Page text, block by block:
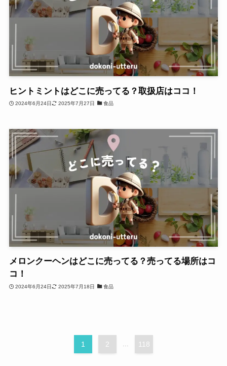
ヒントミントはどこに売ってる？取扱店はココ！
2024年6月24日 2025年7月27日 食品
メロンクーヘンはどこに売ってる？売ってる場所はコ
コ！
2024年6月24日 2025年7月18日 食品
1 2 ... 118